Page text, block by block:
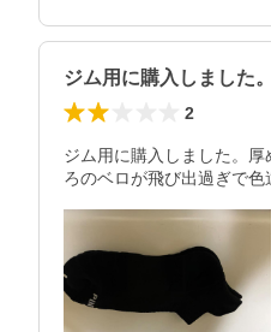
ジム用に購入しました
2
ジム用に購入しました。
ろのベロが飛び出過ぎで